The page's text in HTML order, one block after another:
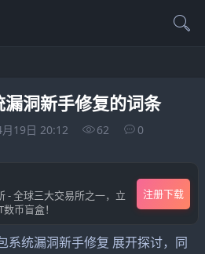
洞新手修复的词条
19日 20:12 62 0
- 全球三大交易所之一，立
币盲盒！
注册下载
系统漏洞新手修复 展开探讨，同